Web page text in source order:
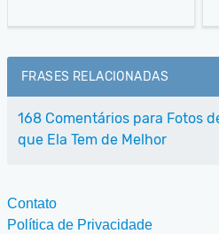
FRASES RELACIONADAS
168 Comentários para Fotos
que Ela Tem de Melhor
Contato
Política de Privacidade